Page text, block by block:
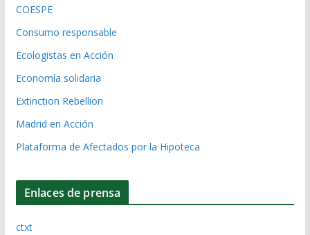
COESPE
Consumo responsable
Ecologistas en Acción
Economía solidaria
Extinction Rebellion
Madrid en Acción
Plataforma de Afectados por la Hipoteca
Enlaces de prensa
ctxt